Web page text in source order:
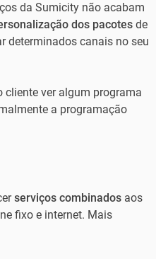
da Sumicity não acabam
dos pacotesde
determinados canais no seu
cliente ver algum programa
a programação
serviços combinados aos
fixo e internet. Mais